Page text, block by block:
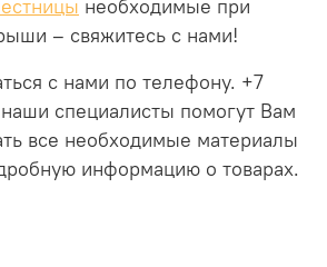
необходимые при
– свяжитесь с нами!
с нами по телефону. +7
специалисты помогут Вам
все необходимые материалы
информацию о товарах.